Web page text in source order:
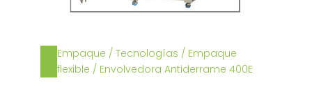
Empaque /Tecnologías / Empaque
flexible / Envolvedora Antiderrame 400E